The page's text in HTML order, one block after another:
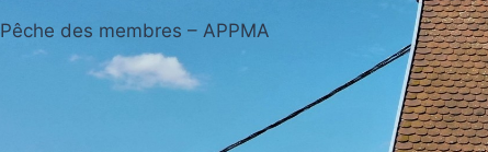
Pêche des membres – APPMA